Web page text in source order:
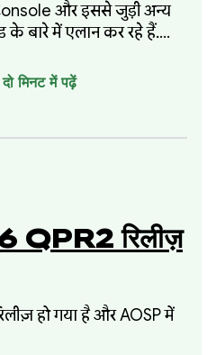
और इससे जुड़ी अन्य
के बारे में एलान कर रहे हैं.
बेहतर बनाने के लिए, डेटा पर
पता चलेगा.
दो मिनट में पढ़ें
रिलीज़
हो गया है और AOSP में